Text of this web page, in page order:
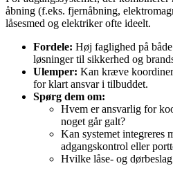
åbning (f.eks. fjernåbning,
låsesmed og elektriker ofte ideelt.
Fordele: Høj faglighed på
løsninger til sikkerhed og
Ulemper: Kan kræve
for klart ansvar i tilbuddet.
Spørg dem om:
Hvem er ansvarlig for
noget går galt?
Kan systemet integreres
adgangskontrol eller
Hvilke låse‑ og